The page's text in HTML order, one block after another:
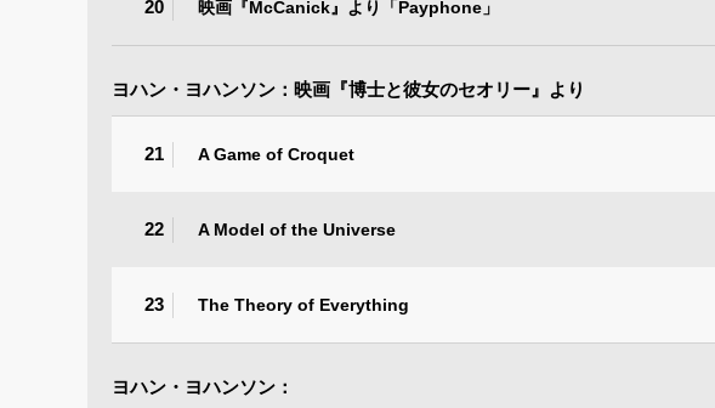
20 映画『McCanick』より「Payphone」
ヨハン・ヨハンソン：映画『博士と彼女のセオリー』より
21 A Game of Croquet
22 A Model of the Universe
23 The Theory of Everything
ヨハン・ヨハンソン：